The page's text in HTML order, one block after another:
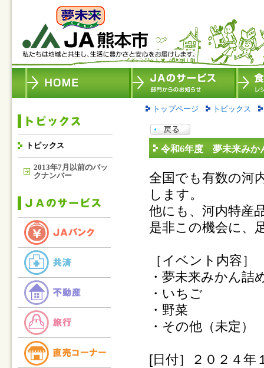
トピックス
2013年7月以前のバッ
クナンバー
トップページ トピックス
令和6年度 夢未来みか
全国でも有数の河
します。
他にも、河内特産
是非この機会に、
［イベント内容］
・夢未来みかん詰
・いちご
・野菜
・その他（未定）
[日付］２０２４年